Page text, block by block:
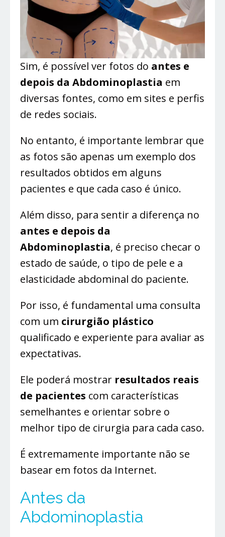
Sim, é possível ver fotos do antes e
depois da Abdominoplastia em
diversas fontes, como em sites e perfis
de redes sociais.
No entanto, é importante lembrar que
as fotos são apenas um exemplo dos
resultados obtidos em alguns
pacientes e que cada caso é único.
Além disso, para sentir a diferença no
antes e depois da
Abdominoplastia, é preciso checar o
estado de saúde, o tipo de pele e a
elasticidade abdominal do paciente.
Por isso, é fundamental uma consulta
com um cirurgião plástico
qualificado e experiente para avaliar as
expectativas.
Ele poderá mostrar resultados reais
de pacientes com características
semelhantes e orientar sobre o
melhor tipo de cirurgia para cada caso.
É extremamente importante não se
basear em fotos da Internet.
Antes da
Abdominoplastia